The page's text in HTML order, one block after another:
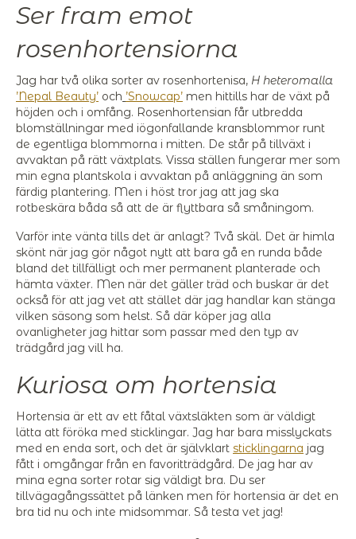
Ser fram emot
rosenhortensiorna
Jag har två olika sorter av rosenhortenisa, H heteromalla
’Nepal Beauty’ och ’Snowcap’ men hittills har de växt på
höjden och i omfång. Rosenhortensian får utbredda
blomställningar med iögonfallande kransblommor runt
de egentliga blommorna i mitten. De står på tillväxt i
avvaktan på rätt växtplats. Vissa ställen fungerar mer som
min egna plantskola i avvaktan på anläggning än som
färdig plantering. Men i höst tror jag att jag ska
rotbeskära båda så att de är flyttbara så småningom.
Varför inte vänta tills det är anlagt? Två skäl. Det är himla
skönt när jag gör något nytt att bara gå en runda både
bland det tillfälligt och mer permanent planterade och
hämta växter. Men när det gäller träd och buskar är det
också för att jag vet att stället där jag handlar kan stänga
vilken säsong som helst. Så där köper jag alla
ovanligheter jag hittar som passar med den typ av
trädgård jag vill ha.
Kuriosa om hortensia
Hortensia är ett av ett fåtal växtsläkten som är väldigt
lätta att föröka med sticklingar. Jag har bara misslyckats
med en enda sort, och det är självklart sticklingarna jag
fått i omgångar från en favoritträdgård. De jag har av
mina egna sorter rotar sig väldigt bra. Du ser
tillvägagångssättet på länken men för hortensia är det en
bra tid nu och inte midsommar. Så testa vet jag!